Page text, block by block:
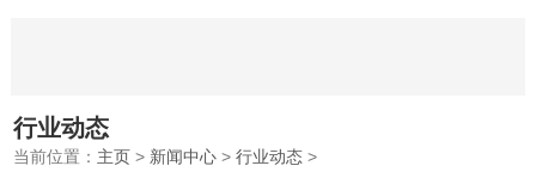
行业动态
当前位置： 主页 > 新闻中心 >行业动态 >